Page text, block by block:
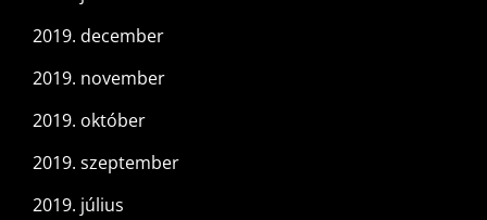
2019. december
2019. november
2019. október
2019. szeptember
2019. július